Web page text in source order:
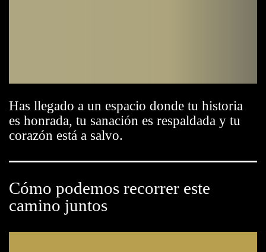
Has llegado a un espacio donde tu historia
es honrada, tu sanación es respaldada y tu
corazón está a salvo.
Cómo podemos recorrer este
camino juntos